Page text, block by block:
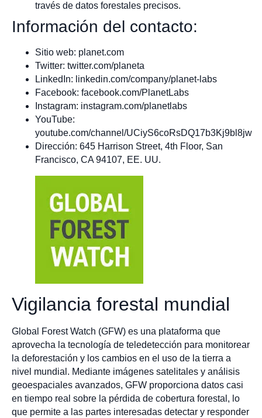
través de datos forestales precisos.
Información del contacto:
Sitio web: planet.com
Twitter: twitter.com/planeta
LinkedIn: linkedin.com/company/planet-labs
Facebook: facebook.com/PlanetLabs
Instagram: instagram.com/planetlabs
YouTube:
youtube.com/channel/UCiyS6coRsDQ17b3Kj9bl8jw
Dirección: 645 Harrison Street, 4th Floor, San
Francisco, CA 94107, EE. UU.
Vigilancia forestal mundial
Global Forest Watch (GFW) es una plataforma que
aprovecha la tecnología de teledetección para monitorear
la deforestación y los cambios en el uso de la tierra a
nivel mundial. Mediante imágenes satelitales y análisis
geoespaciales avanzados, GFW proporciona datos casi
en tiempo real sobre la pérdida de cobertura forestal, lo
que permite a las partes interesadas detectar y responder